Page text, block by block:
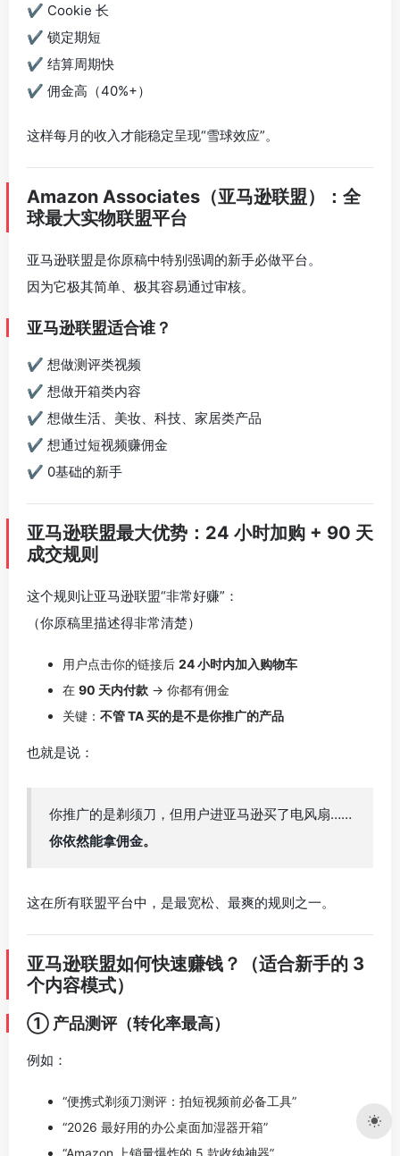
✔ Cookie 长
✔ 锁定期短
✔ 结算周期快
✔ 佣金高（40%+）
这样每月的收入才能稳定呈现“雪球效应”。
Amazon Associates（亚马逊联盟）：全
球最大实物联盟平台
亚马逊联盟是你原稿中特别强调的新手必做平台。
因为它极其简单、极其容易通过审核。
亚马逊联盟适合谁？
✔ 想做测评类视频
✔ 想做开箱类内容
✔ 想做生活、美妆、科技、家居类产品
✔ 想通过短视频赚佣金
✔ 0基础的新手
亚马逊联盟最大优势：24 小时加购 + 90 天
成交规则
这个规则让亚马逊联盟“非常好赚”：
（你原稿里描述得非常清楚）
用户点击你的链接后 24 小时内加入购物车
在 90 天内付款 → 你都有佣金
关键： 不管 TA 买的是不是你推广的产品
也就是说：
你推广的是剃须刀，但用户进亚马逊买了电风扇……
你依然能拿佣金。
这在所有联盟平台中，是最宽松、最爽的规则之一。
亚马逊联盟如何快速赚钱？（适合新手的 3
个内容模式）
① 产品测评（转化率最高）
例如：
“便携式剃须刀测评：拍短视频前必备工具”
“2026 最好用的办公桌面加湿器开箱”
“Amazon 上销量爆炸的 5 款收纳神器”